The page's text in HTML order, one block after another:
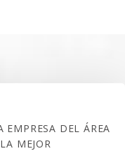
EMPRESA DEL ÁREA
MEJOR